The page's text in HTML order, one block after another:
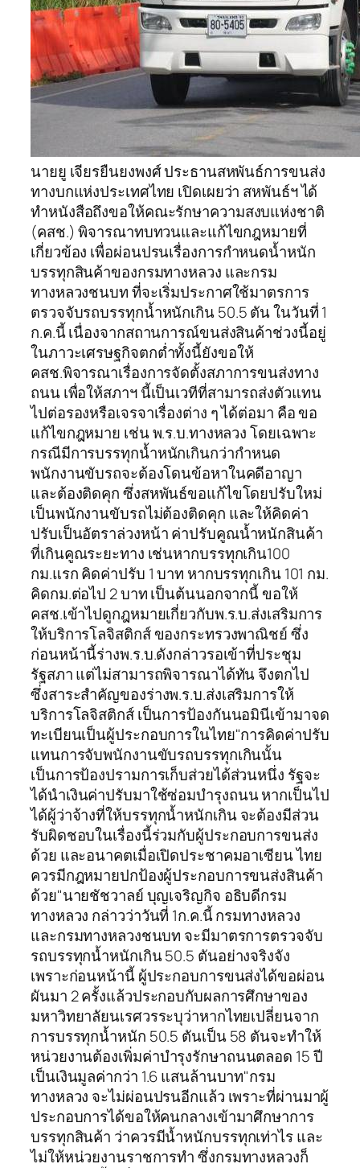
นายยู เจียรยืนยงพงศ์ ประธานสหพันธ์การขนส่ง
ทางบกแห่งประเทศไทย เปิดเผยว่า สหพันธ์ฯ ได้
ทำหนังสือถึงขอให้คณะรักษาความสงบแห่งชาติ
(คสช.) พิจารณาทบทวนและแก้ไขกฎหมายที่
เกี่ยวข้อง เพื่อผ่อนปรนเรื่องการกำหนดน้ำหนัก
บรรทุกสินค้าของกรมทางหลวง และกรม
ทางหลวงชนบท ที่จะเริ่มประกาศใช้มาตรการ
ตรวจจับรถบรรทุกน้ำหนักเกิน 50.5 ตัน ในวันที่ 1
ก.ค.นี้ เนื่องจากสถานการณ์ขนส่งสินค้าช่วงนี้อยู่
ในภาวะเศรษฐกิจตกต่ำทั้งนี้ยังขอให้
คสช.พิจารณาเรื่องการจัดตั้งสภาการขนส่งทาง
ถนน เพื่อให้สภาฯ นี้เป็นเวทีที่สามารถส่งตัวแทน
ไปต่อรองหรือเจรจาเรื่องต่าง ๆ ได้ต่อมา คือ ขอ
แก้ไขกฎหมาย เช่น พ.ร.บ.ทางหลวง โดยเฉพาะ
กรณีมีการบรรทุกน้ำหนักเกินกว่ากำหนด
พนักงานขับรถจะต้องโดนข้อหาในคดีอาญา
และต้องติดคุก ซึ่งสหพันธ์ขอแก้ไขโดยปรับใหม่
เป็นพนักงานขับรถไม่ต้องติดคุก และให้คิดค่า
ปรับเป็นอัตราล่วงหน้า ค่าปรับคูณน้ำหนักสินค้า
ที่เกินคูณระยะทาง เช่นหากบรรทุกเกิน100
กม.แรก คิดค่าปรับ 1 บาท หากบรรทุกเกิน 101 กม.
คิดกม.ต่อไป 2 บาท เป็นต้นนอกจากนี้ ขอให้
คสช.เข้าไปดูกฎหมายเกี่ยวกับพ.ร.บ.ส่งเสริมการ
ให้บริการโลจิสติกส์ ของกระทรวงพาณิชย์ ซึ่ง
ก่อนหน้านี้ร่างพ.ร.บ.ดังกล่าวรอเข้าที่ประชุม
รัฐสภา แต่ไม่สามารถพิจารณาได้ทัน จึงตกไป
ซึ่งสาระสำคัญของร่างพ.ร.บ.ส่งเสริมการให้
บริการโลจิสติกส์ เป็นการป้องกันนอมินีเข้ามาจด
ทะเบียนเป็นผู้ประกอบการในไทย"การคิดค่าปรับ
แทนการจับพนักงานขับรถบรรทุกเกินนั้น
เป็นการป้องปรามการเก็บส่วยได้ส่วนหนึ่ง รัฐจะ
ได้นำเงินค่าปรับมาใช้ซ่อมบำรุงถนน หากเป็นไป
ได้ผู้ว่าจ้างที่ให้บรรทุกน้ำหนักเกิน จะต้องมีส่วน
รับผิดชอบในเรื่องนี้ร่วมกับผู้ประกอบการขนส่ง
ด้วย และอนาคตเมื่อเปิดประชาคมอาเซียน ไทย
ควรมีกฎหมายปกป้องผู้ประกอบการขนส่งสินค้า
ด้วย"นายชัชวาลย์ บุญเจริญกิจ อธิบดีกรม
ทางหลวง กล่าวว่าวันที่ 1ก.ค.นี้ กรมทางหลวง
และกรมทางหลวงชนบท จะมีมาตรการตรวจจับ
รถบรรทุกน้ำหนักเกิน 50.5 ตันอย่างจริงจัง
เพราะก่อนหน้านี้ ผู้ประกอบการขนส่งได้ขอผ่อน
ผันมา 2 ครั้งแล้วประกอบกับผลการศึกษาของ
มหาวิทยาลัยนเรศวรระบุว่าหากไทยเปลี่ยนจาก
การบรรทุกน้ำหนัก 50.5 ตันเป็น 58 ตันจะทำให้
หน่วยงานต้องเพิ่มค่าบำรุงรักษาถนนตลอด 15 ปี
เป็นเงินมูลค่ากว่า 1.6 แสนล้านบาท"กรม
ทางหลวง จะไม่ผ่อนปรนอีกแล้ว เพราะที่ผ่านมาผู้
ประกอบการได้ขอให้คนกลางเข้ามาศึกษาการ
บรรทุกสินค้า ว่าควรมีน้ำหนักบรรทุกเท่าไร และ
ไม่ให้หน่วยงานราชการทำ ซึ่งกรมทางหลวงก็